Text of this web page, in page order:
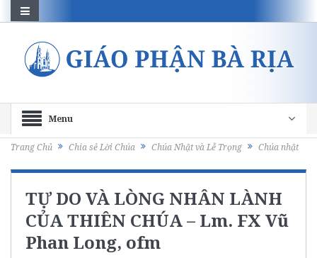
Menu
Trang Chủ Chia sẻ Lời Chúa Chúa Nhật và Lễ Trọng Chúa nhật
TỰ DO VÀ LÒNG NHÂN LÀNH
CỦA THIÊN CHÚA – Lm. FX Vũ
Phan Long, ofm